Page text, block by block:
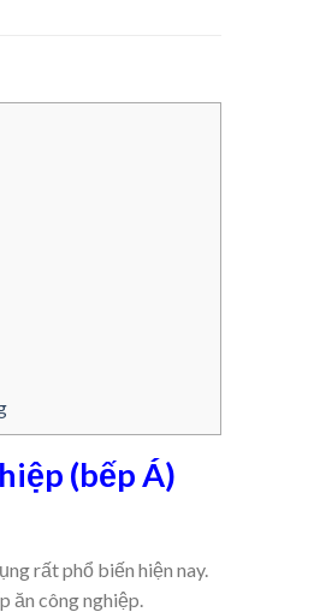
(bếp Á)
rất phổ biến hiện nay.
ăn công nghiệp.